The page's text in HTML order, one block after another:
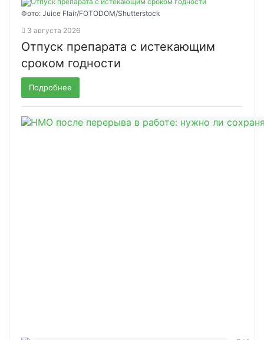
Фото: Juice Flair/FOTODOM/Shutterstoсk
3 августа 2026
Отпуск препарата с истекающим
сроком годности
Подробнее